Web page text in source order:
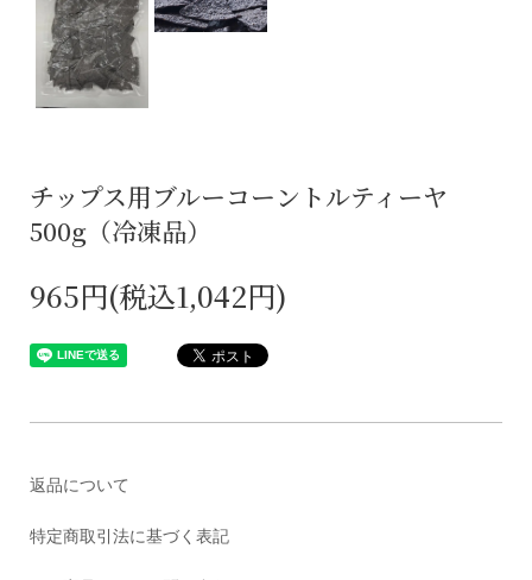
チップス用ブルーコーントルティーヤ
500g（冷凍品）
965円(税込1,042円)
返品について
特定商取引法に基づく表記